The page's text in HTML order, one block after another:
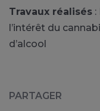
Travaux réalisés :
l’intérêt du
d’alcool
PARTAGER